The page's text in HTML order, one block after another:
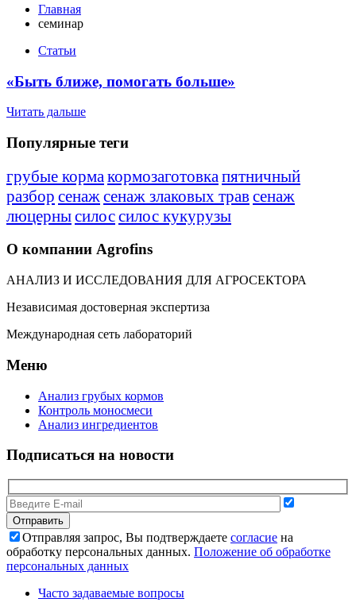
Главная
семинар
Статьи
«Быть ближе, помогать больше»
Читать дальше
Популярные теги
грубые корма кормозаготовка пятничный
разбор сенаж сенаж злаковых травсенаж
люцернысилоссилос кукурузы
О компании Agrofins
АНАЛИЗ И ИССЛЕДОВАНИЯ ДЛЯ АГРОСЕКТОРА
Независимая достоверная экспертиза
Международная сеть лабораторий
Меню
Анализ грубых кормов
Контроль моносмеси
Анализ ингредиентов
Подписаться на новости
Отправляя запрос, Вы подтверждаете согласие на
обработку персональных данных. Положение об обработке
персональных данных
Часто задаваемые вопросы